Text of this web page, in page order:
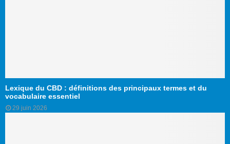
Lexique du CBD : définitions des principaux termes et du
vocabulaire essentiel
29 juin 2026